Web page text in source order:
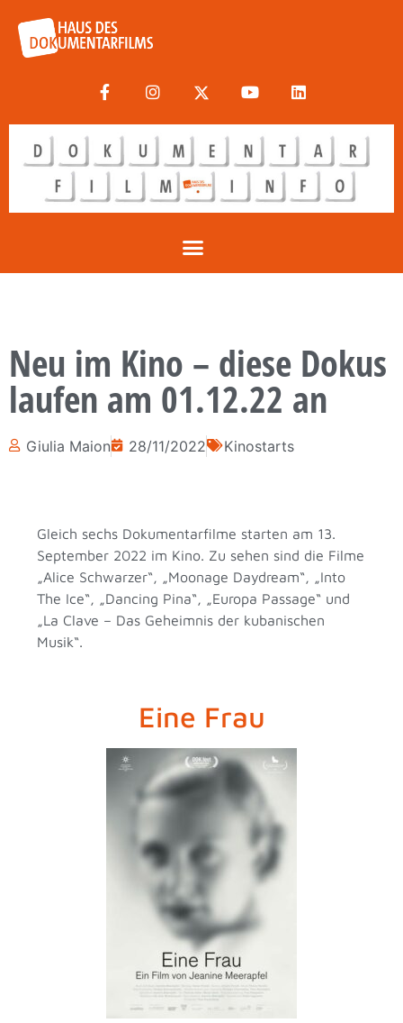
Neu im Kino – diese Dokus
laufen am 01.12.22 an
Giulia Maion 28/11/2022 Kinostarts
Gleich sechs Dokumentarfilme starten am 13.
September 2022 im Kino. Zu sehen sind die Filme
„Alice Schwarzer“, „Moonage Daydream“, „Into
The Ice“, „Dancing Pina“, „Europa Passage“ und
„La Clave – Das Geheimnis der kubanischen
Musik“.
Eine Frau